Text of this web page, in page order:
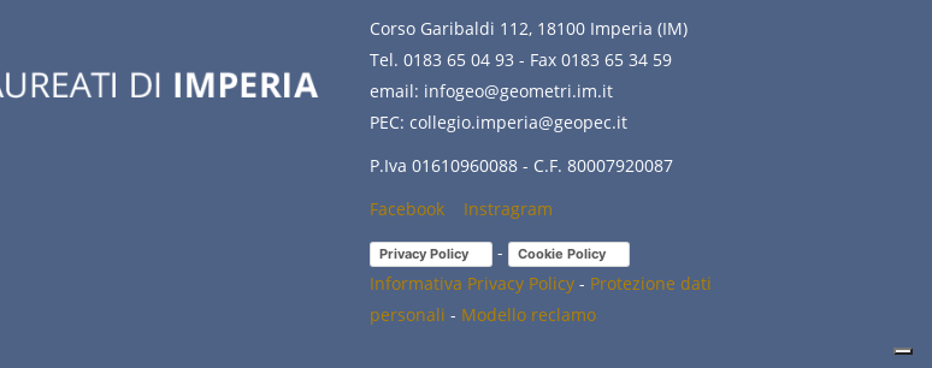
Corso Garibaldi 112, 18100 Imperia (IM)
Tel. 0183 65 04 93 - Fax 0183 65 34 59
email: infogeo@geometri.im.it
PEC: collegio.imperia@geopec.it
P.Iva 01610960088 - C.F. 80007920087
Facebook (link
is
external)
Instragram
is
external)
Privacy Policy (link is external)
- Cookie Policy
Informativa Privacy Policy - Protezione dati
personali - Modello reclamo